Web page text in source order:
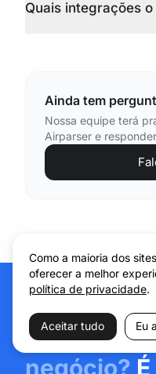
Como a maioria dos
oferecer a melhor
política de privacidade.
Aceitar tudo Eu
Quais integrações
Ainda tem
Nossa equipe terá
Airparser e
Pronto
negócio?